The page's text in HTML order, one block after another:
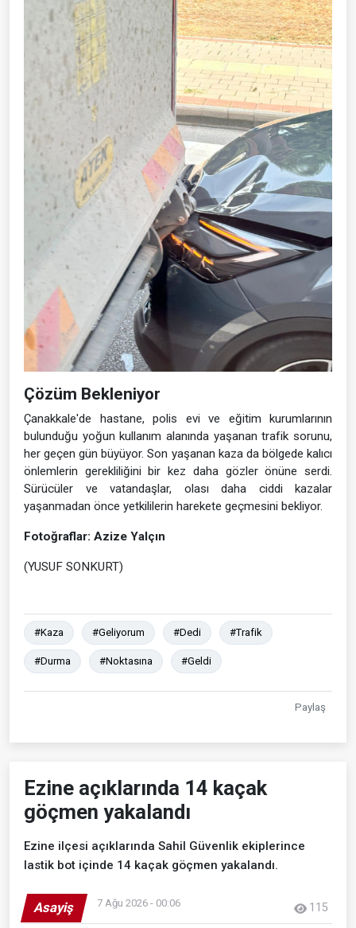
Çözüm Bekleniyor
Çanakkale'de hastane, polis evi ve eğitim kurumlarının
bulunduğu yoğun kullanım alanında yaşanan trafik sorunu,
her geçen gün büyüyor. Son yaşanan kaza da bölgede kalıcı
önlemlerin gerekliliğini bir kez daha gözler önüne serdi.
Sürücüler ve vatandaşlar, olası daha ciddi kazalar
yaşanmadan önce yetkililerin harekete geçmesini bekliyor.
Fotoğraflar: Azize Yalçın
(YUSUF SONKURT)
#Kaza #Geliyorum #Dedi #Trafik
#Durma #Noktasına #Geldi
Paylaş
Ezine açıklarında 14 kaçak
göçmen yakalandı
Ezine ilçesi açıklarında Sahil Güvenlik ekiplerince
lastik bot içinde 14 kaçak göçmen yakalandı.
Asayiş 7 Ağu 2026 - 00:06 115